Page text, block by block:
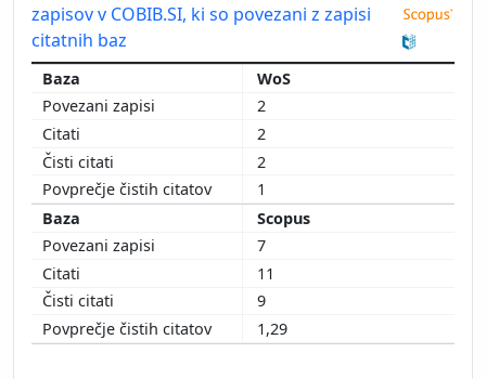
zapisov v COBIB.SI, ki so povezani z zapisi
citatnih baz
WoS
2
2
2
1
Scopus
7
11
9
1,29